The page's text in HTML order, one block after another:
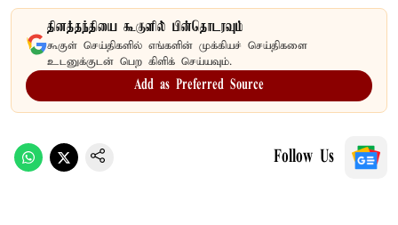
தினத்தந்தியை கூகுளில் பின்தொடரவும்
கூகுள் செய்திகளில் எங்களின் முக்கியச் செய்திகளை
உடனுக்குடன் பெற கிளிக் செய்யவும்.
Add as Preferred Source
Follow Us